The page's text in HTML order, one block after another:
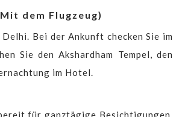
dem Flugzeug)
Bei der Ankunft checken Sie im
Sie den Akshardham Tempel, den
im Hotel.
für ganztägige Besichtigungen.